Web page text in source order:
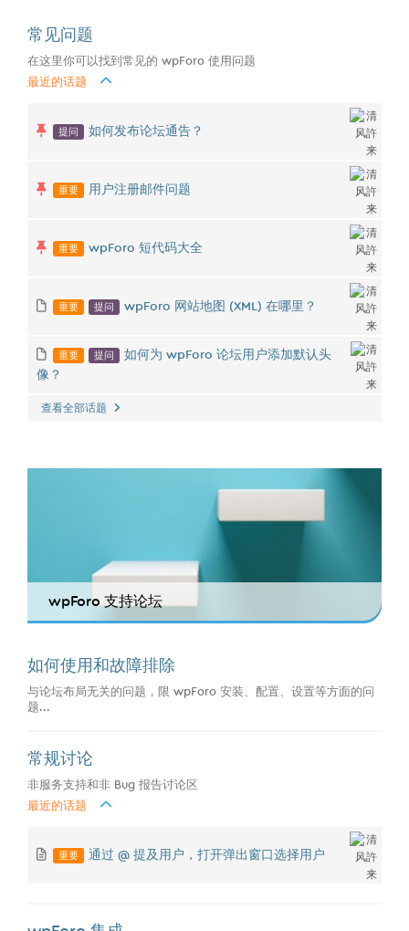
常见问题
在这里你可以找到常见的 wpForo 使用问题
最近的话题
提问 如何发布论坛通告？
重要 用户注册邮件问题
重要 wpForo 短代码大全
重要 提问 wpForo 网站地图 (XML) 在哪里？
重要 提问
如何为 wpForo 论坛用户添加默认头
像？
查看全部话题
wpForo 支持论坛
如何使用和故障排除
与论坛布局无关的问题，限 wpForo 安装、配置、设置等方面的问
题...
常规讨论
非服务支持和非 Bug 报告讨论区
最近的话题
重要 通过 @ 提及用户，打开弹出窗口选择用户